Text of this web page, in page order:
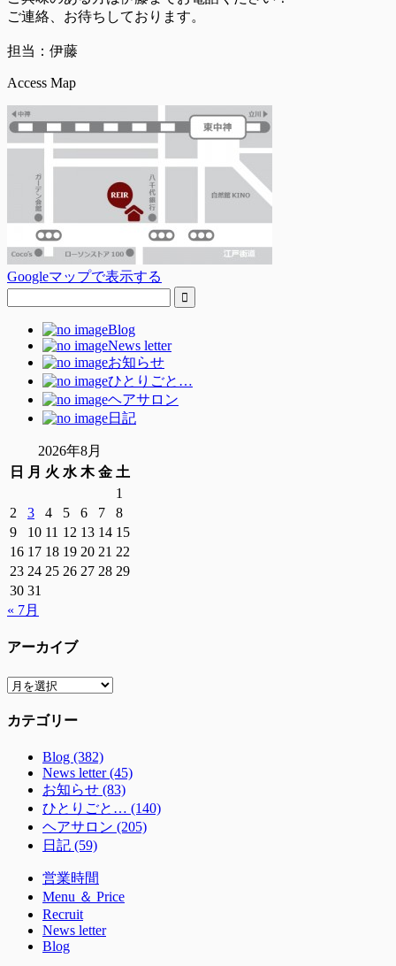
ご連絡、お待ちしております。
担当：伊藤
Access Map
Googleマップで表示する
Blog
News letter
お知らせ
ひとりごと…
ヘアサロン
日記
2026年8月
日
月 火 水 木 金 土
1
2
3 4 5 6 7
8
9
10 11 12 13 14 15
16 17 18 19 20 21 22
23 24 25 26 27 28 29
30 31
« 7月
アーカイブ
ア
カ
カテゴリー
Blog (382)
News letter (45)
お知らせ (83)
ひとりごと… (140)
ヘアサロン (205)
日記 (59)
営業時間
Menu ＆ Price
Recruit
News letter
Blog